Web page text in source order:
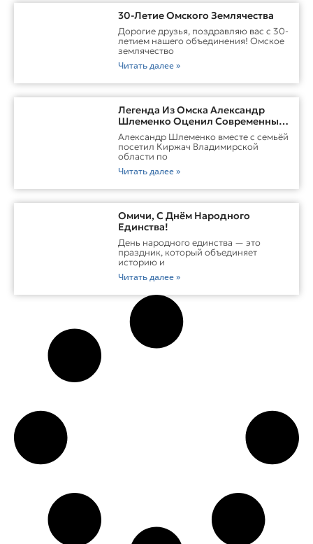
30-Летие Омского Землячества
Дорогие друзья, поздравляю вас с 30-
летием нашего объединения! Омское
землячество
Читать далее »
Легенда Из Омска Александр
Шлеменко Оценил Современные
Заводы Холдинга «Русклимат» И
Перспективы ММА В Киржаче
Александр Шлеменко вместе с семьёй
посетил Киржач Владимирской
области по
Читать далее »
Омичи, С Днём Народного
Единства!
День народного единства — это
праздник, который объединяет
историю и
Читать далее »